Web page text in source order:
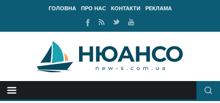
ГОЛОВНА ПРО НАС КОНТАКТИ РЕКЛАМА
Ми
у
RSS
стрічка
Ми
Наш
канал